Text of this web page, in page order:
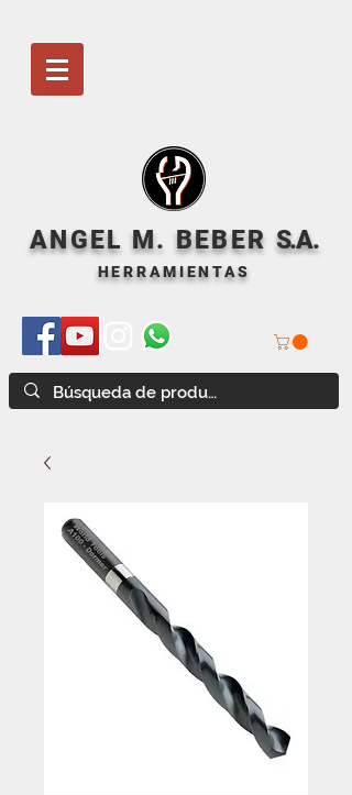
ANGEL M. BEBER S.A.
HERRAMIENTAS